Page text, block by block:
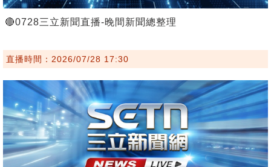
🔴0728三立新聞直播-晚間新聞總整理
直播時間：2026/07/28 17:30